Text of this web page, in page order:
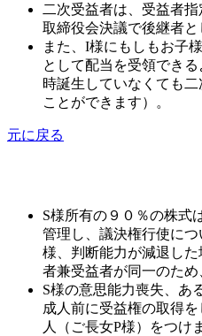
二次受益者は、受益者
取締役会決議で後継者と
また、I様にもしもお子
として配当を受領でき
時誕生していなくても
ことができます）。
元に戻る
S様所有の９０％の株式
管理し、議決権行使に
様、判断能力が減退し
者兼受益者が同一のため
S様の意思能力喪失、あ
成人前に受益権の取得
人（ご長女P様）をつけ